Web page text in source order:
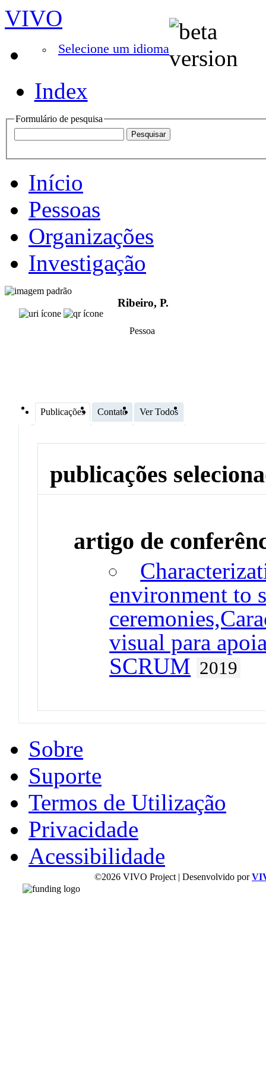
VIVO
Selecione um idioma
Index
Formulário de pesquisa
Início
Pessoas
Organizações
Investigação
Ribeiro, P.
Pessoa
Publicações Contato Ver Todos
publicações
artigo de
environment to
visual para
SCRUM 2019
Sobre
Suporte
Termos de Utilização
Privacidade
Acessibilidade
©2026 VIVO Project | Desenvolvido por